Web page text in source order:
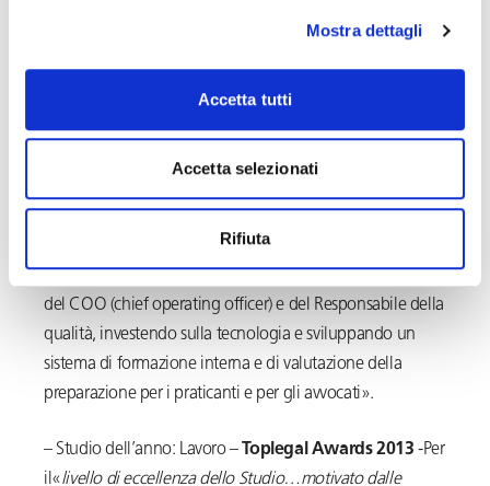
Mostra dettagli
Accetta tutti
Accetta selezionati
Rifiuta
– Per «…aver coordinato il collegio
difensivo che assiste Fiat, ottenendo sentenza positiva dal
Tribunale di Roma in merito al ricorso presentato da Fiom
Cgil Nazionale, riguardante 19 lavoratori dello
stabilimento di Pomigliano».
– Studio dell’anno: Innovazione –Toplegal Awards
– Per «…aver reso più efficiente il lavoro e
migliorato l’organizzazione interna istituendo la figura
del COO (chief operating officer) e del Responsabile della
qualità, investendo sulla tecnologia e sviluppando un
sistema di formazione interna e di valutazione della
preparazione per i praticanti e per gli avvocati».
– Studio dell’anno: Lavoro – Toplegal Awards 2013-Per
il«livello di eccellenza dello Studio…motivato dalle